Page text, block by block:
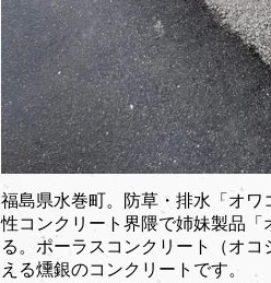
福島県水巻町。防草・排水「オ
性コンクリート界隈で姉妹製品
る。ポーラスコンクリート（オ
える燻銀のコンクリートです。